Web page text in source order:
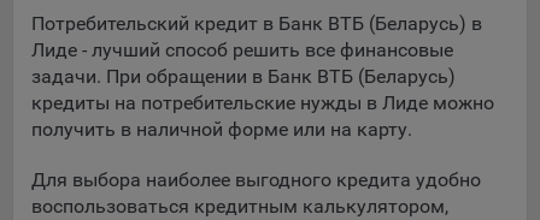
собирают информацию о том, как пользователь
использовал сайты, и позволяют Обществу вносить в них
улучшения.
Аналитические файлы cookie показывают, какие страницы
сайта Общества посещаются чаще всего, помогают
сайта, а также позволяют оценить эффективность
рекламы. Благодаря этому у Общества есть возможность
Потребительский кредит в Банк ВТБ (Беларусь) в
Лиде - лучший способ решить все финансовые
задачи. При обращении в Банк ВТБ (Беларусь)
кредиты на потребительские нужды в Лиде можно
получить в наличной форме или на карту.
Для выбора наиболее выгодного кредита удобно
воспользоваться кредитным калькулятором,